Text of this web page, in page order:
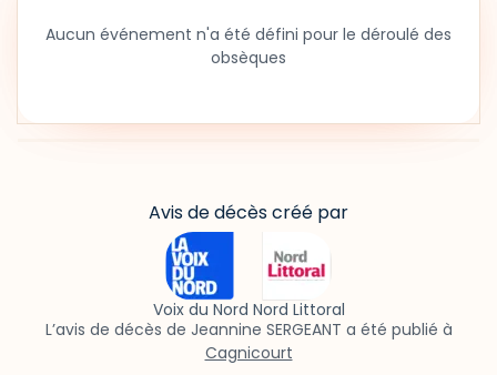
Aucun événement n'a été défini pour le déroulé des
obsèques
Avis de décès créé par
Voix du Nord Nord Littoral
L’avis de décès de Jeannine SERGEANT a été publié à
Cagnicourt